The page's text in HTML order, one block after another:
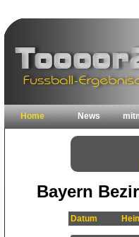
Home News
Bayern
Datum